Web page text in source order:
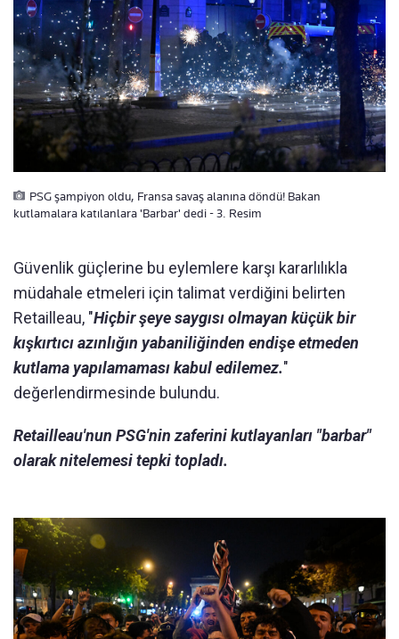
PSG şampiyon oldu, Fransa savaş alanına döndü! Bakan
kutlamalara katılanlara 'Barbar' dedi - 3. Resim
Güvenlik güçlerine bu eylemlere karşı kararlılıkla
müdahale etmeleri için talimat verdiğini belirten
Retailleau, "Hiçbir şeye saygısı olmayan küçük bir
kışkırtıcı azınlığın yabaniliğinden endişe etmeden
kutlama yapılamaması kabul edilemez."
değerlendirmesinde bulundu.
Retailleau'nun PSG'nin zaferini kutlayanları "barbar"
olarak nitelemesi tepki topladı.